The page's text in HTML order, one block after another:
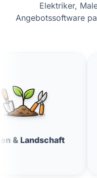
Elektriker,
Angebotssoftware